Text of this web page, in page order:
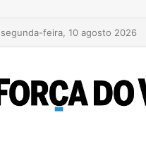
segunda-feira, 10 agosto 2026